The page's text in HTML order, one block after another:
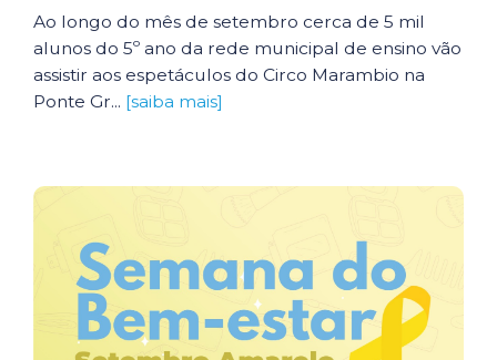
Ao longo do mês de setembro cerca de 5 mil
alunos do 5º ano da rede municipal de ensino vão
assistir aos espetáculos do Circo Marambio na
Ponte Gr... [saiba mais]